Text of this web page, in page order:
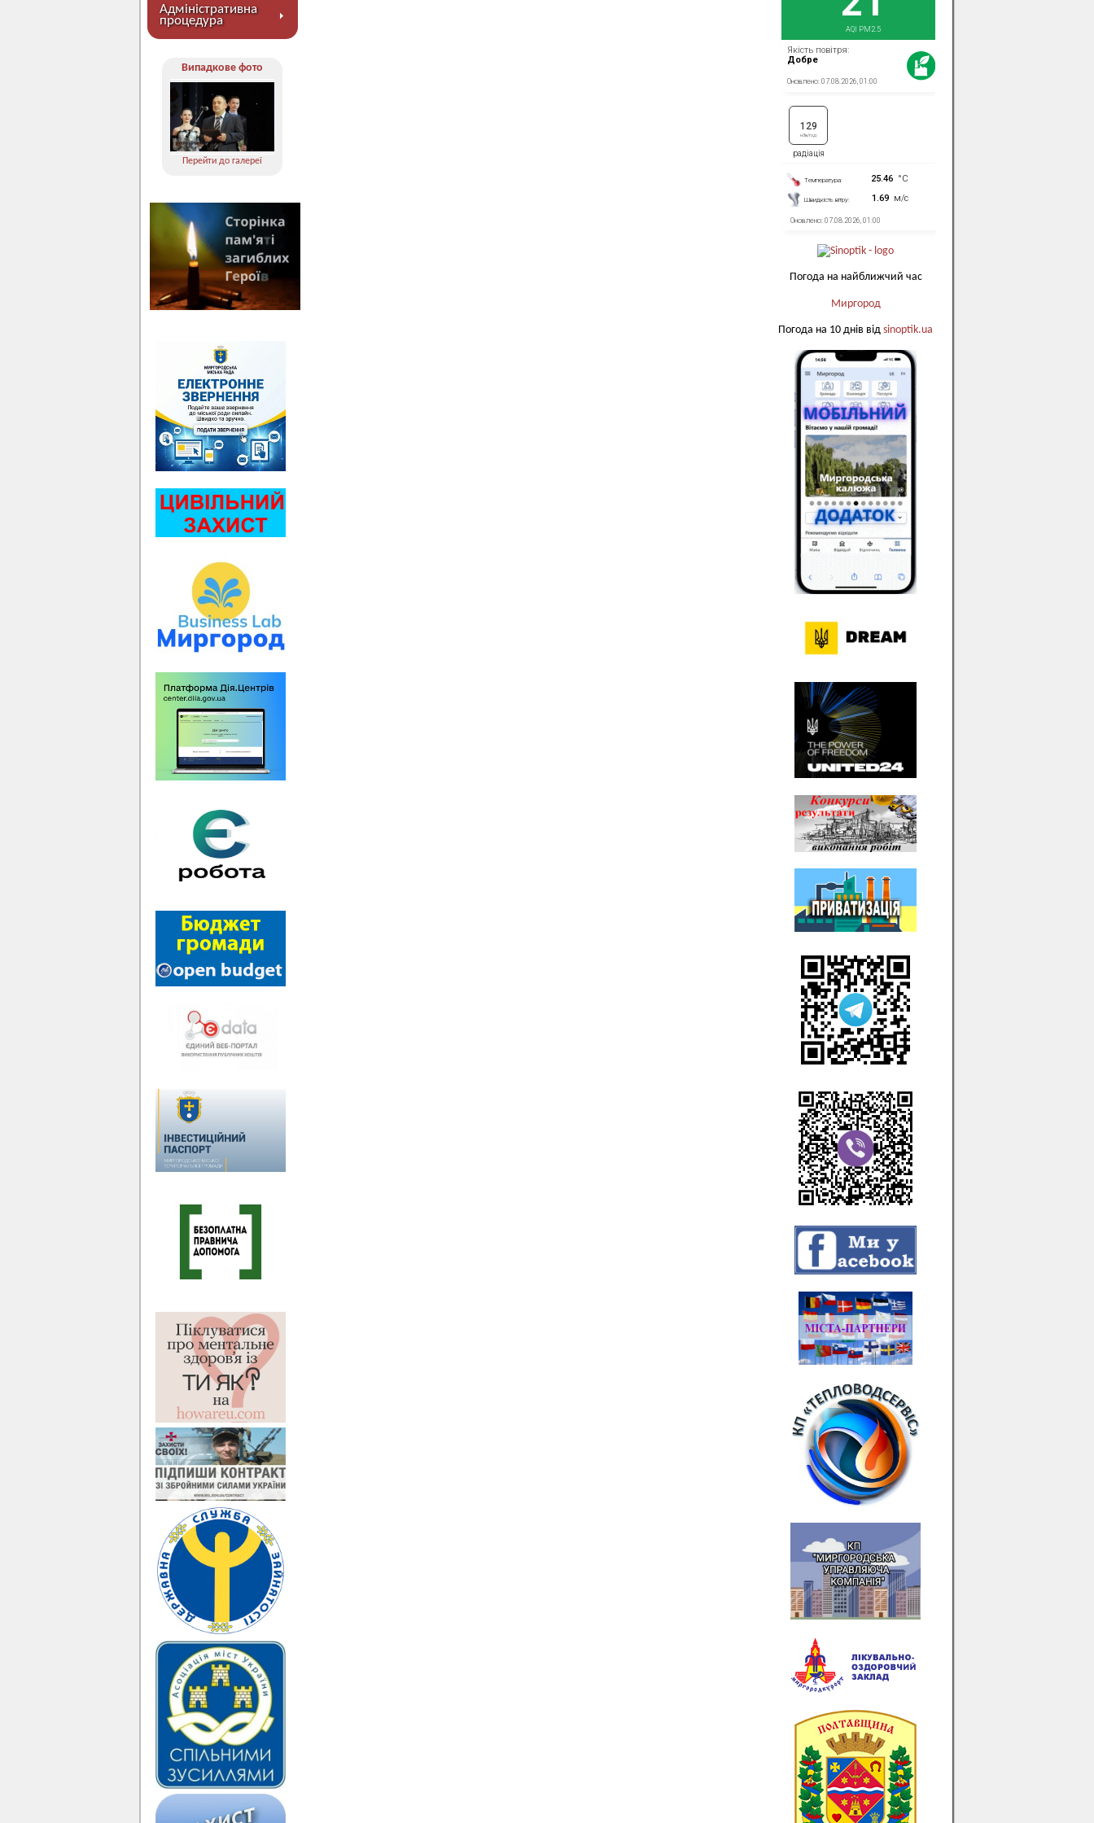
Адміністративна
процедура
Випадкове фото
Перейти до галереї
Погода на найближчий час
Миргород
Погода на 10 днів від sinoptik.ua